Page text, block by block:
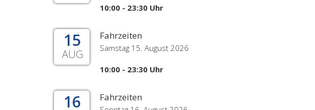
10:00 - 23:30 Uhr
15
AUG
Fahrzeiten
Samstag 15. August 2026
10:00 - 23:30 Uhr
16 Fahrzeiten